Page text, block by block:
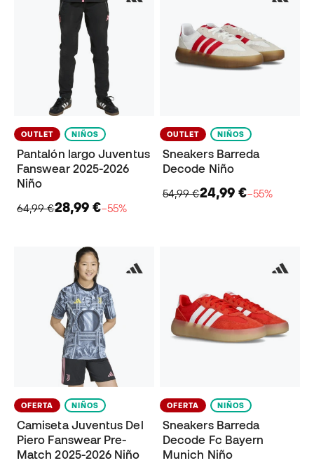
OUTLET NIÑOS
Pantalón largo Juventus
Fanswear 2025-2026
Niño
64,99 €28,99 €−55%
OUTLET NIÑOS
Sneakers Barreda
Decode Niño
54,99 €24,99 €−55%
OFERTA NIÑOS
Camiseta Juventus Del
Piero Fanswear Pre-
Match 2025-2026 Niño
OFERTA NIÑOS
Sneakers Barreda
Decode Fc Bayern
Munich Niño